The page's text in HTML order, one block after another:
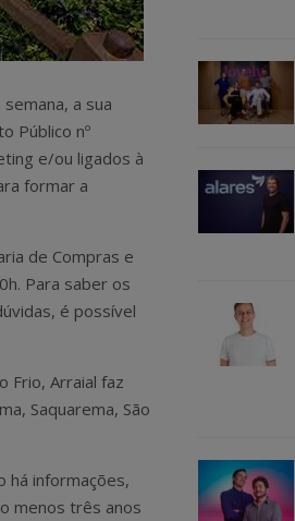
a sua
Público nº
e/ou ligados à
formar a
de Compras e
Para saber os
é possível
Frio, Arraial faz
Saquarema, São
há informações,
menos três anos